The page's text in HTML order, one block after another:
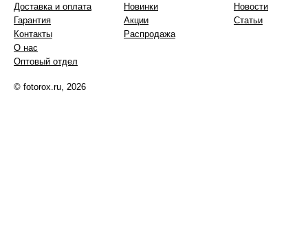
Доставка и оплата
Гарантия
Контакты
О нас
Оптовый отдел
Новинки
Акции
Распродажа
Новости
Статьи
© fotorox.ru, 2026